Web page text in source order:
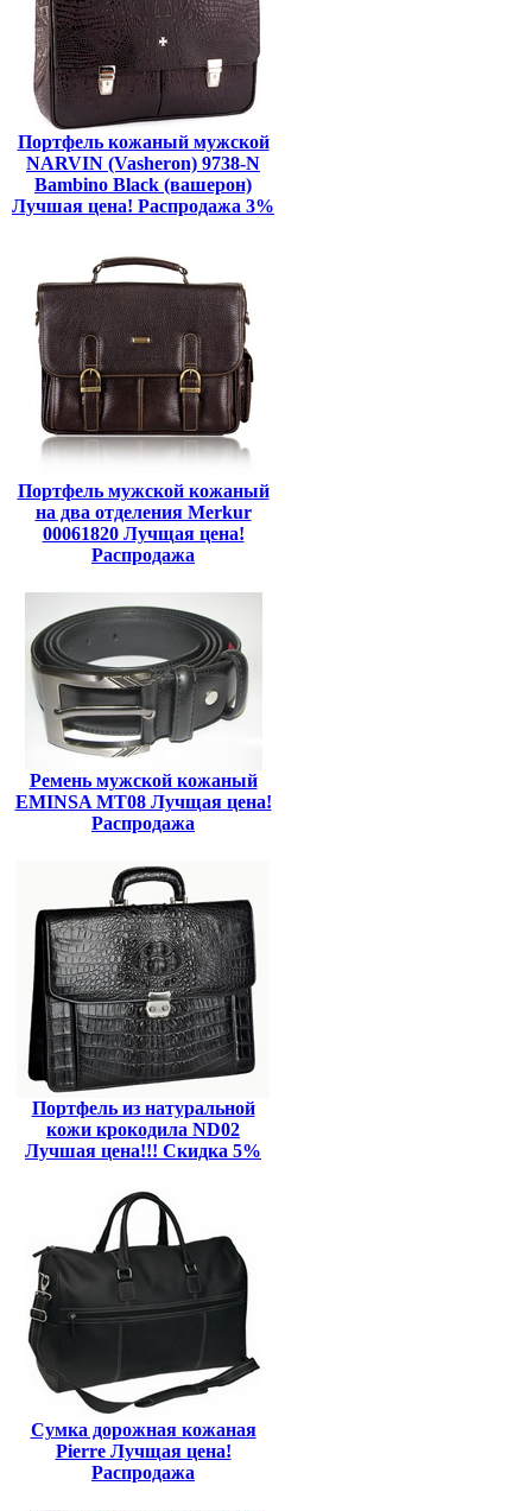
Портфель кожаный мужской
NARVIN (Vasheron) 9738-N
Bambino Black (вашерон)
Лучшая цена! Распродажа 3%
Портфель мужской кожаный
на два отделения Merkur
00061820 Лучщая цена!
Распродажа
Ремень мужской кожаный
EMINSA MT08 Лучщая цена!
Распродажа
Портфель из натуральной
кожи крокодила ND02
Лучшая цена!!! Скидка 5%
Сумка дорожная кожаная
Pierre Лучщая цена!
Распродажа